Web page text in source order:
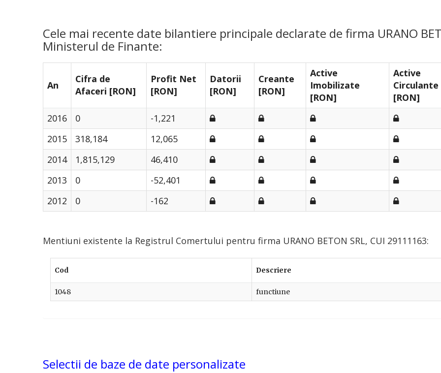
Cele mai recente date bilantiere principale declarate de firma URANO
Ministerul de Finante:
An
Cifra de
Afaceri [RON]
Profit Net
[RON]
Datorii
[RON]
Creante
[RON]
Active
Imobilizate
[RON]
Active
Circulante
[RON]
2016 0
-1,221
2015
318,184
12,065
2014
1,815,129
46,410
2013
0
-52,401
2012
0 -162
Mentiuni existente la Registrul Comertului pentru firma URANO BETON SRL, CUI 29111163:
Cod Descriere
1048 functiune
Selectii de baze de date personalizate